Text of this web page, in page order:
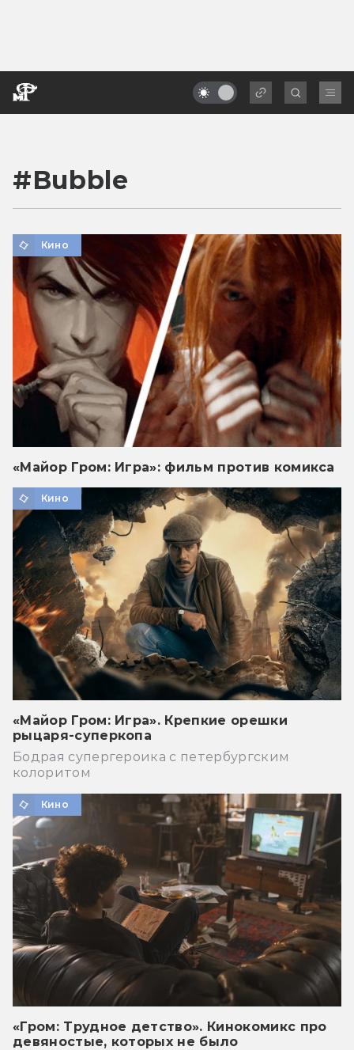
#Bubble
Кино
«Майор Гром: Игра»: фильм против комикса
Кино
«Майор Гром: Игра». Крепкие орешки
рыцаря-суперкопа
Бодрая супергероика с петербургским
колоритом
Кино
«Гром: Трудное детство». Кинокомикс про
девяностые, которых не было